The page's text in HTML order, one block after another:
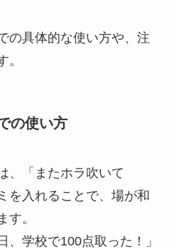
の具体的な使い方や、注
。
の使い方
、「またホラ吹いて
を入れることで、場が和
す。
、学校で100点取った！」